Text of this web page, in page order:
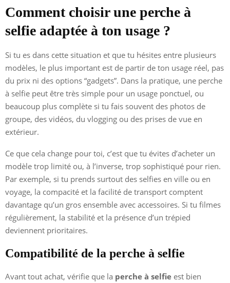
Comment choisir une perche à
selfie adaptée à ton usage ?
Si tu es dans cette situation et que tu hésites entre plusieurs
modèles, le plus important est de partir de ton usage réel, pas
du prix ni des options “gadgets”. Dans la pratique, une perche
à selfie peut être très simple pour un usage ponctuel, ou
beaucoup plus complète si tu fais souvent des photos de
groupe, des vidéos, du vlogging ou des prises de vue en
extérieur.
Ce que cela change pour toi, c’est que tu évites d’acheter un
modèle trop limité ou, à l’inverse, trop sophistiqué pour rien.
Par exemple, si tu prends surtout des selfies en ville ou en
voyage, la compacité et la facilité de transport comptent
davantage qu’un gros ensemble avec accessoires. Si tu filmes
régulièrement, la stabilité et la présence d’un trépied
deviennent prioritaires.
Compatibilité de la perche à selfie
Avant tout achat, vérifie que la perche à selfie est bien